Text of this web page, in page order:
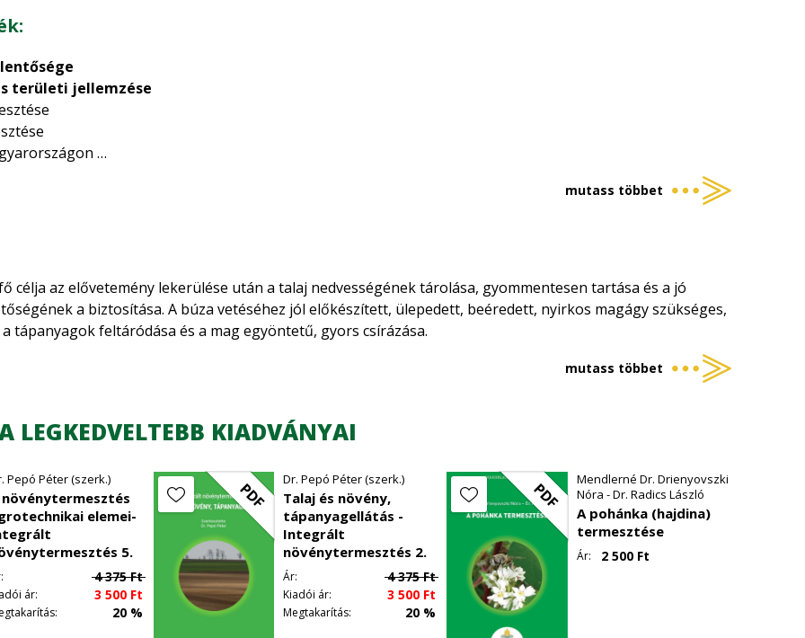
területi jellemzése
védelem
mutass többet
célja az elővetemény lekerülése után a talaj nedvességének tárolása, gyommentesen tartása és a jó
a biztosítása. A búza vetéséhez jól előkészített, ülepedett, beéredett, nyirkos magágy szükséges,
tápanyagok feltáródása és a mag egyöntetű, gyors csírázása.
mutass többet
LEGKEDVELTEBB KIADVÁNYAI
Pepó Péter (szerk.)
növénytermesztés
elemei-
5.
4 375Ft
ár: 3 500Ft
20 %
PDF Dr. Pepó Péter (szerk.)
Talaj és növény,
tápanyagellátás -
Integrált
növénytermesztés 2.
Ár: 4 375Ft
Kiadói ár: 3 500 Ft
Megtakarítás: 20 %
PDF
Mendlerné Dr. Drienyovszki
Nóra - Dr. Radics László
A pohánka (hajdina)
termesztése
Ár: 2 500Ft